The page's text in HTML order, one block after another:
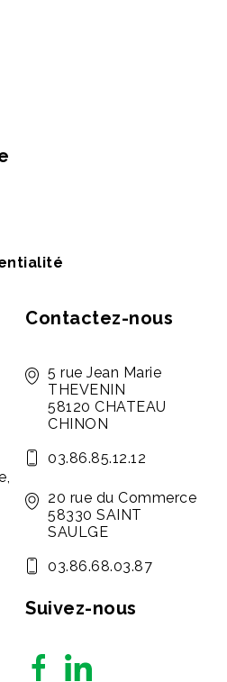
Contactez-nous
5 rue Jean Marie
THEVENIN
58120 CHATEAU
CHINON
03.86.85.12.12
20 rue du Commerce
58330 SAINT
SAULGE
03.86.68.03.87
Suivez-nous